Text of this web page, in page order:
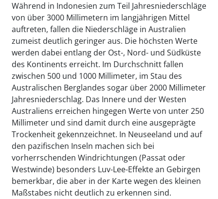
Während in Indonesien zum Teil Jahresniederschläge
von über 3000 Millimetern im langjährigen Mittel
auftreten, fallen die Niederschläge in Australien
zumeist deutlich geringer aus. Die höchsten Werte
werden dabei entlang der Ost-, Nord- und Südküste
des Kontinents erreicht. Im Durchschnitt fallen
zwischen 500 und 1000 Millimeter, im Stau des
Australischen Berglandes sogar über 2000 Millimeter
Jahresniederschlag. Das Innere und der Westen
Australiens erreichen hingegen Werte von unter 250
Millimeter und sind damit durch eine ausgeprägte
Trockenheit gekennzeichnet. In Neuseeland und auf
den pazifischen Inseln machen sich bei
vorherrschenden Windrichtungen (Passat oder
Westwinde) besonders Luv-Lee-Effekte an Gebirgen
bemerkbar, die aber in der Karte wegen des kleinen
Maßstabes nicht deutlich zu erkennen sind.